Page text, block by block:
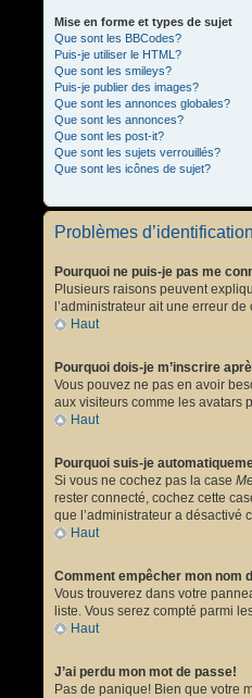
Mise en forme et types de sujet
Que sont les BBCodes?
Puis-je utiliser le HTML?
Que sont les smileys?
Puis-je publier des images?
Que sont les annonces globales?
Que sont les annonces?
Que sont les post-it?
Que sont les sujets verrouillés?
Que sont les icônes de sujet?
Problèmes
Pourquoi ne puis-je pas me
Plusieurs raisons peuvent
l’administrateur ait une erreur
Haut
Pourquoi dois-je m’inscrire
Vous pouvez ne pas en avoir
aux visiteurs comme les avatars
Haut
Pourquoi suis-je
Si vous ne cochez pas la case
rester connecté, cochez cette
que l’administrateur a désactivé
Haut
Comment empêcher mon nom
Vous trouverez dans votre
liste. Vous serez compté parmi
Haut
J’ai perdu mon mot de passe!
Pas de panique! Bien que votre